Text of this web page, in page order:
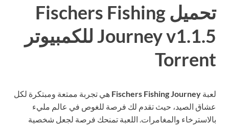
تحميل Fischers Fishing
Journey v1.1.5 للكمبيوتر
Torrent
لعبة Fischers Fishing Journey هي تجربة ممتعة ومبتكرة لكل
عشاق الصيد، حيث تقدم لك فرصة للغوص في عالم مليء
بالاسترخاء والمغامرات. اللعبة تمنحك فرصة لجعل شخصية